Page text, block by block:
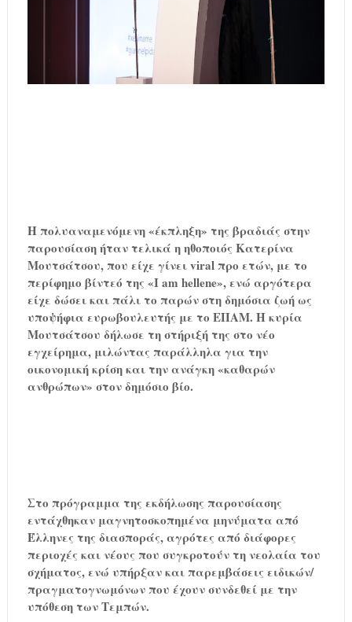
Η πολυαναμενόμενη «έκπληξη» της βραδιάς στην
παρουσίαση ήταν τελικά η ηθοποιός Κατερίνα
Μουτσάτσου, που είχε γίνει viral προ ετών, με το
περίφημο βίντεό της «I am hellene», ενώ αργότερα
είχε δώσει και πάλι το παρών στη δημόσια ζωή ως
υποψήφια ευρωβουλευτής με το ΕΠΑΜ. Η κυρία
Μουτσάτσου δήλωσε τη στήριξή της στο νέο
εγχείρημα, μιλώντας παράλληλα για την
οικονομική κρίση και την ανάγκη «καθαρών
ανθρώπων» στον δημόσιο βίο.
Στο πρόγραμμα της εκδήλωσης παρουσίασης
εντάχθηκαν μαγνητοσκοπημένα μηνύματα από
Έλληνες της διασποράς, αγρότες από διάφορες
περιοχές και νέους που συγκροτούν τη νεολαία του
σχήματος, ενώ υπήρξαν και παρεμβάσεις ειδικών/
πραγματογνωμόνων που έχουν συνδεθεί με την
υπόθεση των Τεμπών.